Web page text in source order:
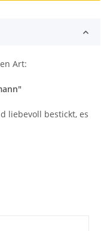
Art:
liebevoll bestickt, es